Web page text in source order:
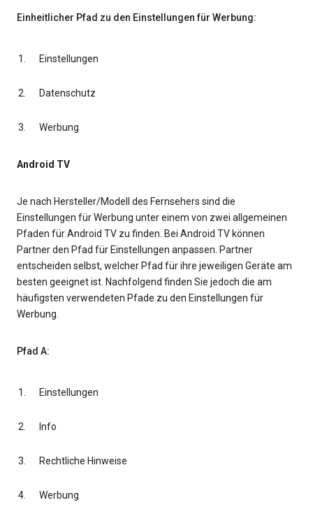
Einheitlicher Pfad zu den Einstellungen für Werbung:
Einstellungen
Datenschutz
Werbung
Android TV
Je nach Hersteller/Modell des Fernsehers sind die
Einstellungen für Werbung unter einem von zwei allgemeinen
Pfaden für Android TV zu finden. Bei Android TV können
Partner den Pfad für Einstellungen anpassen. Partner
entscheiden selbst, welcher Pfad für ihre jeweiligen Geräte am
besten geeignet ist. Nachfolgend finden Sie jedoch die am
häufigsten verwendeten Pfade zu den Einstellungen für
Werbung.
Pfad A:
Einstellungen
Info
Rechtliche Hinweise
Werbung